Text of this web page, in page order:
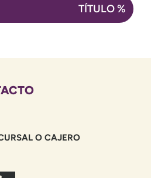
TÍTULO %
O CAJERO